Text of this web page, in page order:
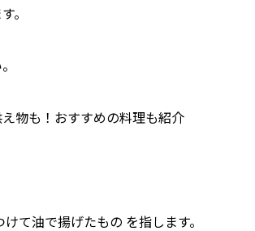
。
物も！おすすめの料理も紹介
て油で揚げたもの を指します。